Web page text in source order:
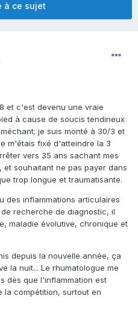
à ce sujet
et c'est devenu une vraie
à cause de soucis tendineux
je suis monté à 30/3 et
m'étais fixé d'atteindre la 3
vers 35 ans sachant mes
souhaitant ne pas payer dans
trop longue et traumatisante.
des inflammations articulaires
recherche de diagnostic, il
maladie évolutive, chronique et
depuis la nouvelle année, ça
la nuit... Le rhumatologue me
dès que l'inflammation est
la compétition, surtout en